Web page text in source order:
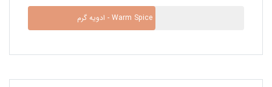
ادویه گرم - Warm Spice